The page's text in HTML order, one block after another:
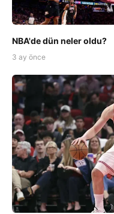
NBA'de dün neler oldu?
3 ay önce